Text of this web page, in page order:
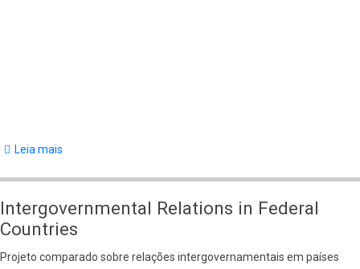
Leia mais
Capacity
in
Developing
Intergovernmental Relations in Federal
Countries
Projeto comparado sobre relações intergovernamentais em países